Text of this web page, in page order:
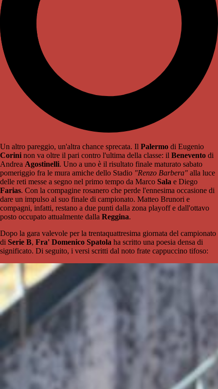
Un altro pareggio, un'altra chance sprecata. Il Palermo di Eugenio
Corini non va oltre il pari contro l'ultima della classe: il Benevento di
Andrea Agostinelli. Uno a uno è il risultato finale maturato sabato
pomeriggio fra le mura amiche dello Stadio "Renzo Barbera" alla luce
delle reti messe a segno nel primo tempo da Marco Sala e Diego
Farias. Con la compagine rosanero che perde l'ennesima occasione di
dare un impulso al suo finale di campionato. Matteo Brunori e
compagni, infatti, restano a due punti dalla zona playoff e dall'ottavo
posto occupato attualmente dalla Reggina.
Dopo la gara valevole per la trentaquattresima giornata del campionato
di Serie B, Fra' Domenico Spatola ha scritto una poesia densa di
significato. Di seguito, i versi scritti dal noto frate cappuccino tifoso: